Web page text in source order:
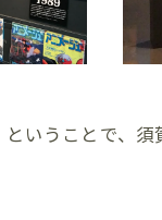
ということで、